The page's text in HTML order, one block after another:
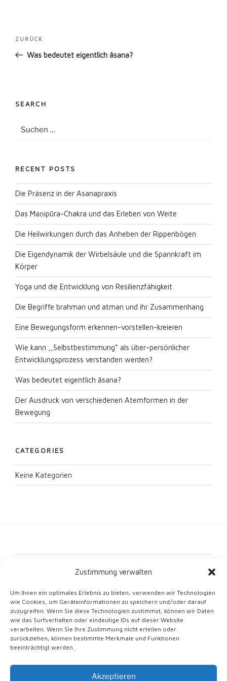
Zustimmung verwalten
Um Ihnen ein optimales Erlebnis zu bieten, verwenden wir Technologien
wie Cookies, um Geräteinformationen zu speichern und/oder darauf
zuzugreifen. Wenn Sie diese Technologien zustimmst, können wir Daten
wie das Surfverhalten oder eindeutige IDs auf dieser Website
verarbeiten. Wenn Sie Ihre Zustimmung nicht erteilen oder
zurückziehen, können bestimmte Merkmale und Funktionen
beeinträchtigt werden.
Akzeptieren
Beitragsnavigation
Vorheriger
Beitrag
ZURÜCK
Was bedeutet eigentlich āsana?
SEARCH
nach:
RECENT POSTS
Die Präsenz in der Asanapraxis
Das Maṇipūra-Chakra und das Erleben von Weite
Die Heilwirkungen durch das Anheben der Rippenbögen
Die Eigendynamik der Wirbelsäule und die Spannkraft im
Körper
Yoga und die Entwicklung von Resilienzfähigkeit
Die Begriffe brahman und atman und ihr Zusammenhang
Eine Bewegungsform erkennen-vorstellen-kreieren
Wie kann ,,Selbstbestimmung“ als über-persönlicher
Entwicklungsprozess verstanden werden?
Was bedeutet eigentlich āsana?
Der Ausdruck von verschiedenen Atemformen in der
Bewegung
CATEGORIES
Keine Kategorien
Datenschutz
Cookie-Richtlinie (EU)